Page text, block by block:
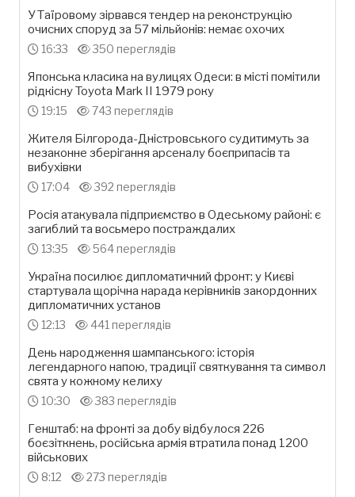
У Таїровому зірвався тендер на реконструкцію
очисних споруд за 57 мільйонів: немає охочих
16:33 350 переглядів
Японська класика на вулицях Одеси: в місті помітили
рідкісну Toyota Mark II 1979 року
19:15 743 переглядів
Жителя Білгорода-Дністровського судитимуть за
незаконне зберігання арсеналу боєприпасів та
вибухівки
17:04 392 переглядів
Росія атакувала підприємство в Одеському районі: є
загиблий та восьмеро постраждалих
13:35 564 переглядів
Україна посилює дипломатичний фронт: у Києві
стартувала щорічна нарада керівників закордонних
дипломатичних установ
12:13 441 переглядів
День народження шампанського: історія
легендарного напою, традиції святкування та символ
свята у кожному келиху
10:30 383 переглядів
Генштаб: на фронті за добу відбулося 226
боєзіткнень, російська армія втратила понад 1200
військових
8:12 273 переглядів